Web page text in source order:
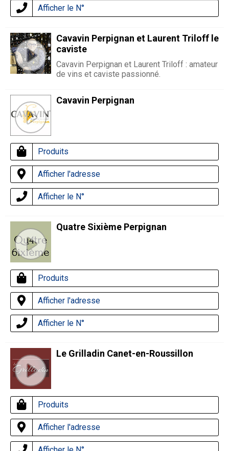
Afficher le N°
Cavavin Perpignan et Laurent Triloff le
caviste
Cavavin Perpignan et Laurent Triloff : amateur
de vins et caviste passionné.
Cavavin Perpignan
Produits
Afficher l'adresse
Afficher le N°
Quatre Sixième Perpignan
Produits
Afficher l'adresse
Afficher le N°
Le Grilladin Canet-en-Roussillon
Produits
Afficher l'adresse